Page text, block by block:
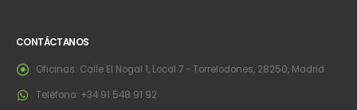
CONTÁCTANOS
Oficinas: Calle El Nogal 1, Local 7 - Torrelodones, 28250, Madrid
Teléfono: +34 91 548 91 92